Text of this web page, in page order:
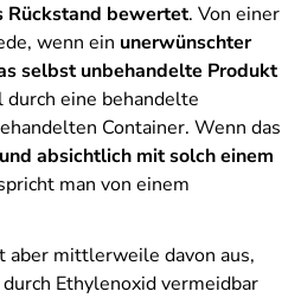
Rückstand bewertet. Von einer
wenn ein unerwünschter
selbst unbehandelte Produkt
eine behandelte
Container. Wenn das
absichtlich mit solch einem
man von einem
aber mittlerweile davon aus,
Ethylenoxid vermeidbar